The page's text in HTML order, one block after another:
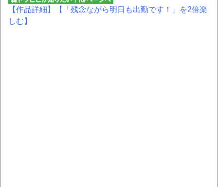
【作品詳細】
【「残念ながら明日も出勤です！」を2倍楽
しむ】